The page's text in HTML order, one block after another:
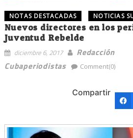
NOTAS DESTACADAS NOTICIAS
Nuevos directores en los
Juventud Rebelde
diciembre 6, 2017
Redacción
Cubaperiodistas
Comment(0)
Compartir